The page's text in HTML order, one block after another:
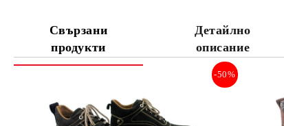
Свързани
продукти
Детайлно
описание
-50%